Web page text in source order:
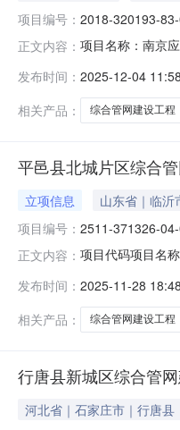
项目编号： 2018-320193-
正文内容： 项目名称：南京
发布时间： 2025-12-04 11:58
相关产品：
综合管网建设工程
平邑县北城片区综合
立项信息 山东省｜临沂
项目编号： 2511-371326-
正文内容： 项目代码项目名
发布时间： 2025-11-28 18:48
相关产品：
综合管网建设工程
行唐县新城区综合管
河北省｜石家庄市｜行唐县